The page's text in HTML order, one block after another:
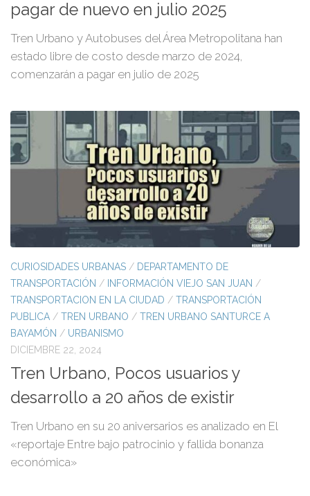
pagar de nuevo en julio 2025
Tren Urbano y Autobuses del Área Metropolitana han
estado libre de costo desde marzo de 2024,
comenzarán a pagar en julio de 2025
CURIOSIDADES URBANAS / DEPARTAMENTO DE
TRANSPORTACIÓN / INFORMACIÓN VIEJO SAN JUAN /
TRANSPORTACION EN LA CIUDAD / TRANSPORTACIÓN
PUBLICA / TREN URBANO / TREN URBANO SANTURCE A
BAYAMÓN / URBANISMO
DICIEMBRE 22, 2024
Tren Urbano, Pocos usuarios y
desarrollo a 20 años de existir
Tren Urbano en su 20 aniversarios es analizado en El
«reportaje Entre bajo patrocinio y fallida bonanza
económica»